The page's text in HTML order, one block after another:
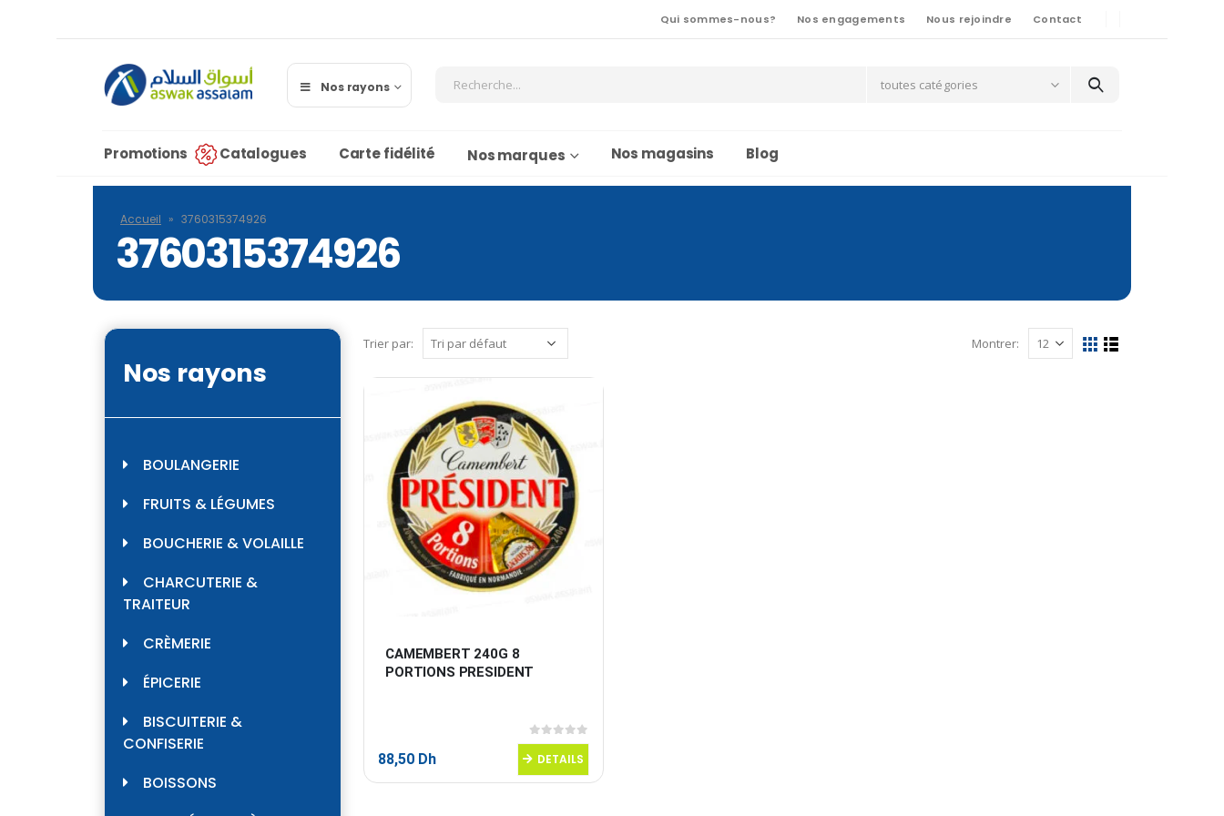
Qui sommes-nous? Nos engagements Nous rejoindre Contact
Nos rayons toutes catégories
Promotions Catalogues Carte fidélité Nos marques Nos magasins Blog
Accueil » 3760315374926
3760315374926
Trier par: Montrer:
CAMEMBERT 240G 8
PORTIONS PRESIDENT
0sur 5
88,50 Dh DETAILS
Nos rayons
BOULANGERIE
FRUITS & LÉGUMES
BOUCHERIE & VOLAILLE
CHARCUTERIE &
TRAITEUR
CRÈMERIE
ÉPICERIE
BISCUITERIE &
CONFISERIE
BOISSONS